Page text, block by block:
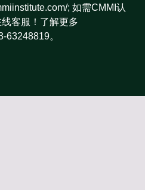
; 如需CMMI认
客服！了解更多
63248819。